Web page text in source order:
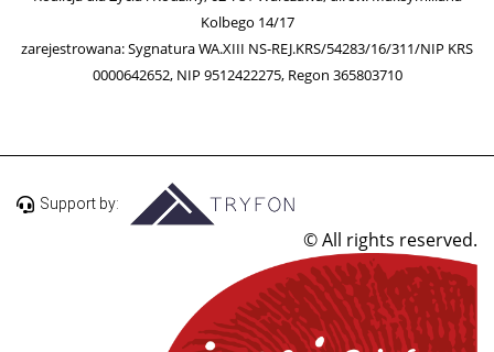
Kolbego 14/17
zarejestrowana: Sygnatura WA.XIII NS-REJ.KRS/54283/16/311/NIP KRS
0000642652, NIP 9512422275, Regon 365803710
Support by:
© All rights reserved.